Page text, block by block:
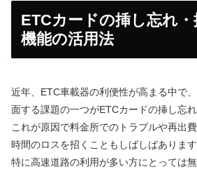
ETCカードの挿し忘れ
機能の活用法
近年、ETC車載器の利便性が高まる中で
面する課題の一つがETCカードの挿し忘れ
これが原因で料金所でのトラブルや再出
時間のロスを招くこともしばしばあります
特に高速道路の利用が多い方にとっては